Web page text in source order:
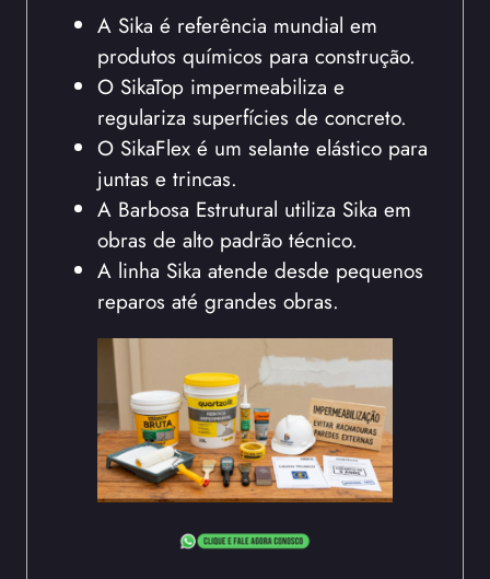
A Sika é referência mundial em
produtos químicos para construção.
O SikaTop impermeabiliza e
regulariza superfícies de concreto.
O SikaFlex é um selante elástico para
juntas e trincas.
A Barbosa Estrutural utiliza Sika em
obras de alto padrão técnico.
A linha Sika atende desde pequenos
reparos até grandes obras.